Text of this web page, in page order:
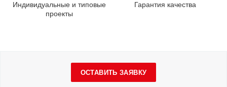
Индивидуальные и типовые
проекты
Гарантия качества
ОСТАВИТЬ ЗАЯВКУ